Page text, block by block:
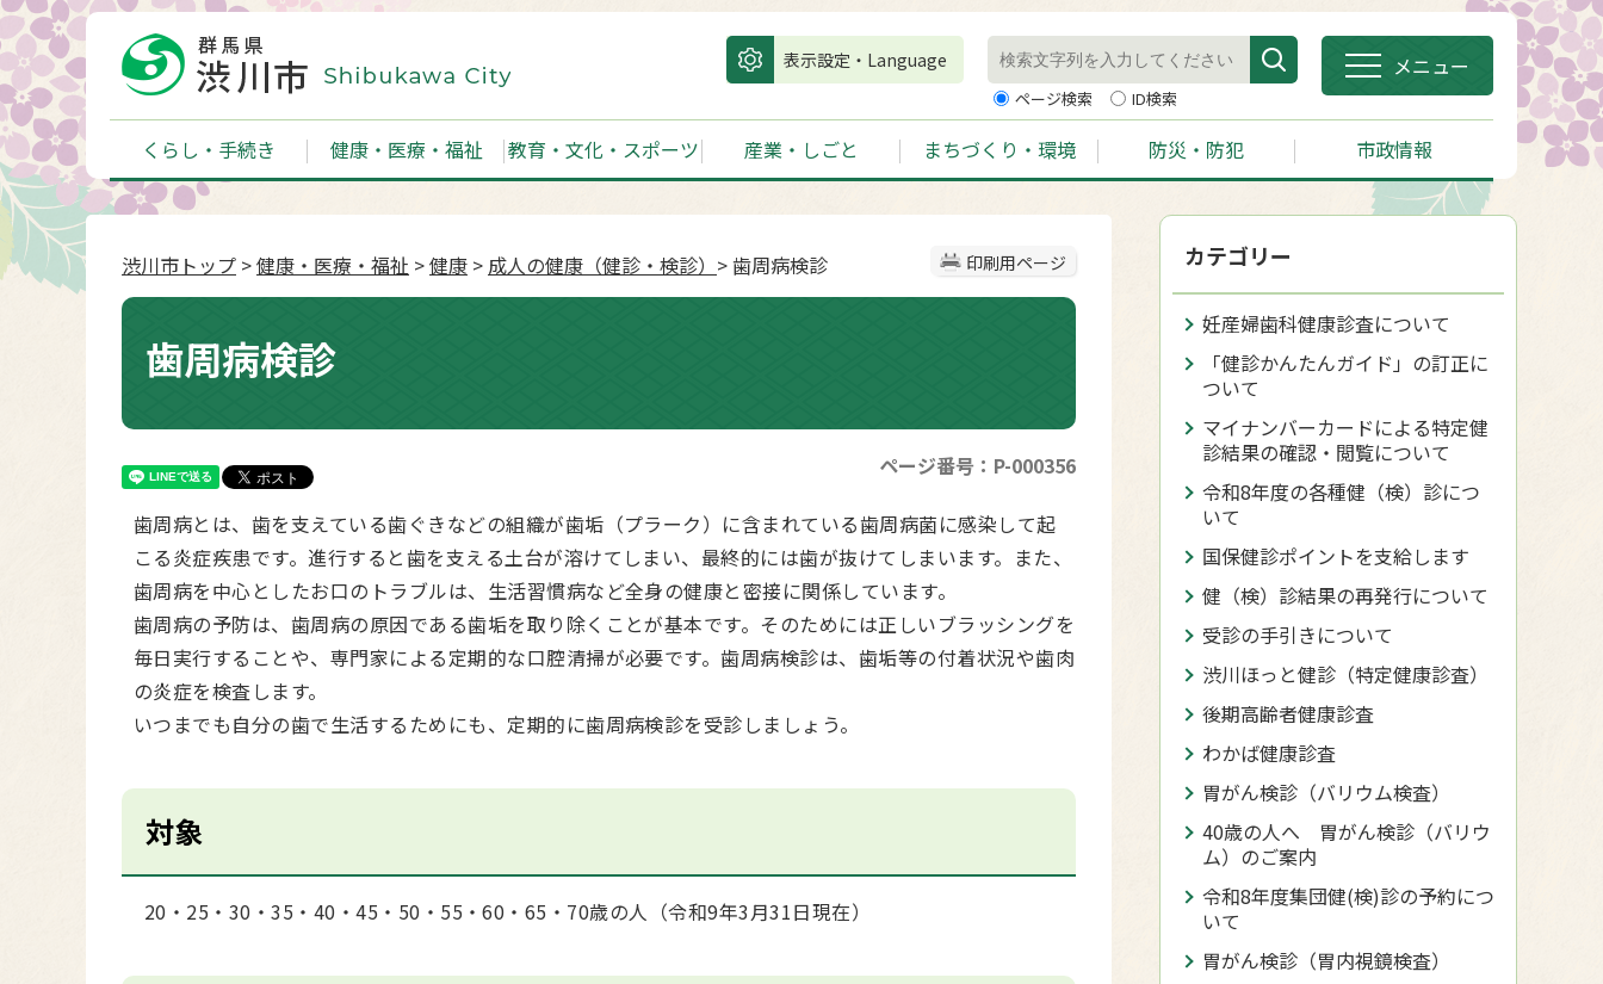
表示設定・Language
ページ検索 ID検索
メニュー
くらし・手続き 健康・医療・福祉 教育・文化・スポーツ 産業・しごと まちづくり・環境 防災・防犯 市政情報
印刷用ページ
渋川市トップ >健康・医療・福祉 >健康 > 成人の健康（健診・検診） > 歯周病検診
歯周病検診
ページ番号：P-000356
歯周病とは、歯を支えている歯ぐきなどの組織が歯垢（プラーク）に含まれている歯周病菌に感染して起
こる炎症疾患です。進行すると歯を支える土台が溶けてしまい、最終的には歯が抜けてしまいます。また、
歯周病を中心としたお口のトラブルは、生活習慣病など全身の健康と密接に関係しています。
歯周病の予防は、歯周病の原因である歯垢を取り除くことが基本です。そのためには正しいブラッシングを
毎日実行することや、専門家による定期的な口腔清掃が必要です。歯周病検診は、歯垢等の付着状況や歯肉
の炎症を検査します。
いつまでも自分の歯で生活するためにも、定期的に歯周病検診を受診しましょう。
対象
20・25・30・35・40・45・50・55・60・65・70歳の人（令和9年3月31日現在）
カテゴリー
妊産婦歯科健康診査について
「健診かんたんガイド」の訂正に
ついて
マイナンバーカードによる特定健
診結果の確認・閲覧について
令和8年度の各種健（検）診につ
いて
国保健診ポイントを支給します
健（検）診結果の再発行について
受診の手引きについて
渋川ほっと健診（特定健康診査）
後期高齢者健康診査
わかば健康診査
胃がん検診（バリウム検査）
40歳の人へ 胃がん検診（バリウ
ム）のご案内
令和8年度集団健(検)診の予約につ
いて
胃がん検診（胃内視鏡検査）